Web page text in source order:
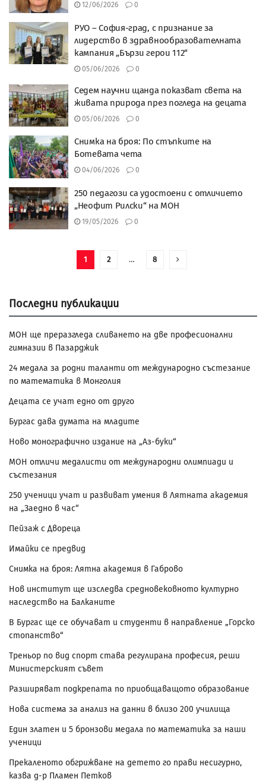
12/06/2026 0
РУО – София-град, с признание за
лидерство в здравнообразователната
кампания „Бързи герои 112“
05/06/2026 0
Седем научни щанда показват света на
живата природа през погледа на децата
05/06/2026 0
Снимка на броя: По стъпките на
Ботевата чета
04/06/2026 0
250 педагози са удостоени с отличието
„Неофит Рилски“ на МОН
19/05/2026 0
1 2 … 8
Последни публикации
МОН ще преразгледа сливането на две професионални
гимназии в Пазарджик
24 медала за родни таланти от международно състезание
по математика в Монголия
Децата се учат едно от друго
Бургас дава думата на младите
Ново монографично издание на „Аз-буки“
МОН отличи медалисти от международни олимпиади и
състезания
250 ученици учат и развиват умения в Лятната академия
на „Заедно в час“
Пейзаж с Двореца
Имайки се предвид
Снимка на броя: Лятна академия в Габрово
Нов институт ще изследва средновековното културно
наследство на Балканите
В Бургас ще се обучават и студенти в направление „Горско
стопанство“
Треньор по вид спорт става регулирана професия, реши
Министерският съвет
Разширяват подкрепата по приобщаващото образование
Нова система за анализ на данни в близо 200 училища
Един златен и 5 бронзови медала по математика за наши
ученици
Прекаленото обгрижване на детето го прави несигурно,
казва д-р Пламен Петков